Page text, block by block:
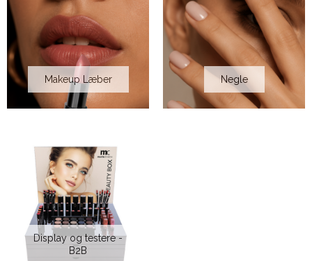
Makeup Læber Negle
Display og testere -
B2B